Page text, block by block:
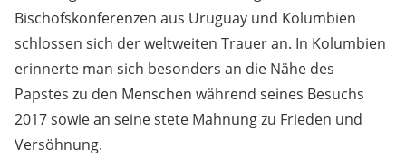
Bischofskonferenzen aus Uruguay und Kolumbien
schlossen sich der weltweiten Trauer an. In Kolumbien
erinnerte man sich besonders an die Nähe des
Papstes zu den Menschen während seines Besuchs
2017 sowie an seine stete Mahnung zu Frieden und
Versöhnung.